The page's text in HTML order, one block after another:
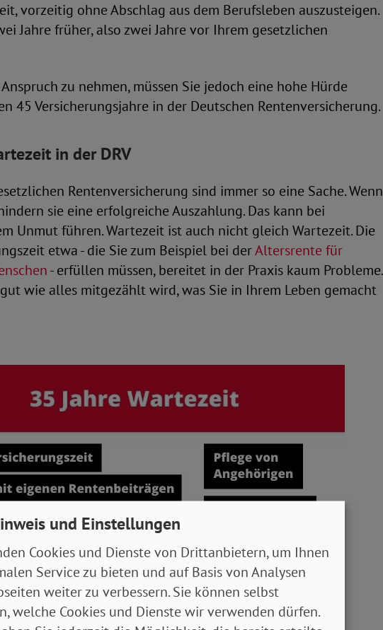
vorzeitig ohne Abschlag aus dem Berufsleben auszusteigen.
Jahre früher, also zwei Jahre vor Ihrem gesetzlichen
zu nehmen, müssen Sie jedoch eine hohe Hürde
45 Versicherungsjahre in der Deutschen Rentenversicherung.
in der DRV
Rentenversicherung sind immer so eine Sache. Wenn
sie eine erfolgreiche Auszahlung. Das kann bei
Unmut führen. Wartezeit ist auch nicht gleich Wartezeit. Die
etwa - die Sie zum Beispiel bei derAltersrente für
- erfüllen müssen, bereitet in der Praxis kaum Probleme.
wie alles mitgezählt wird, was Sie in Ihrem Leben gemacht
und Einstellungen
Cookies und Dienste von Drittanbietern, um Ihnen
Service zu bieten und auf Basis von Analysen
weiter zu verbessern. Sie können selbst
welche Cookies und Dienste wir verwenden dürfen.